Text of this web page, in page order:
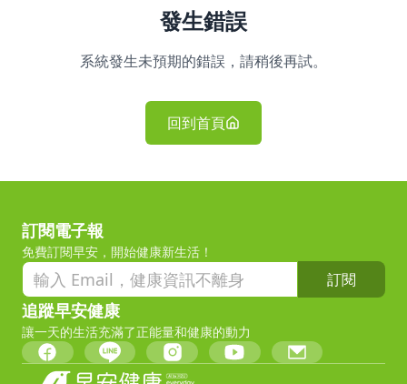
發生錯誤
系統發生未預期的錯誤，請稍後再試。
回到首頁
訂閱電子報
免費訂閱早安，開始健康新生活！
訂閱
追蹤早安健康
讓一天的生活充滿了正能量和健康的動力